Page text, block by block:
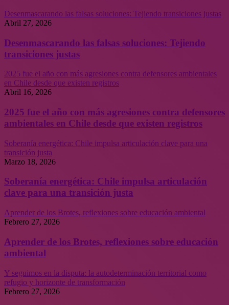
Desenmascarando las falsas soluciones: Tejiendo transiciones justas
Abril 27, 2026
Desenmascarando las falsas soluciones: Tejiendo
transiciones justas
2025 fue el año con más agresiones contra defensores ambientales
en Chile desde que existen registros
Abril 16, 2026
2025 fue el año con más agresiones contra defensores
ambientales en Chile desde que existen registros
Soberanía energética: Chile impulsa articulación clave para una
transición justa
Marzo 18, 2026
Soberanía energética: Chile impulsa articulación
clave para una transición justa
Aprender de los Brotes, reflexiones sobre educación ambiental
Febrero 27, 2026
Aprender de los Brotes, reflexiones sobre educación
ambiental
Y seguimos en la disputa: la autodeterminación territorial como
refugio y horizonte de transformación
Febrero 27, 2026